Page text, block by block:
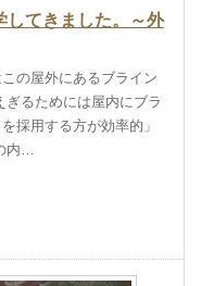
してきました。～外
の屋外にあるブライン
ぎるためには屋内にブラ
採用する方が効率的」
内…